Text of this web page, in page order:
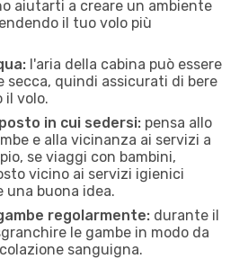
aiutarti a creare un ambiente
il tuo volo più
l'aria della cabina può essere
secca, quindi assicurati di bere
il volo.
in cui sedersi: pensa allo
e alla vicinanza ai servizi a
se viaggi con bambini,
vicino ai servizi igienici
una buona idea.
regolarmente: durante il
le gambe in modo da
sanguigna.